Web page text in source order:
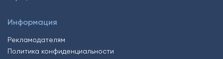
Информация
Рекламодателям
Политика конфиденциальности